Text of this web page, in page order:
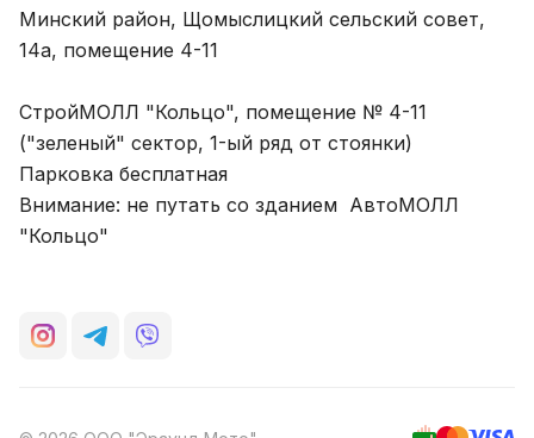
Минский район, Щомыслицкий сельский совет,
14а, помещение 4-11
СтройМОЛЛ "Кольцо", помещение № 4-11
("зеленый" сектор, 1-ый ряд от стоянки)
Парковка бесплатная
Внимание: не путать со зданием АвтоМОЛЛ
"Кольцо"